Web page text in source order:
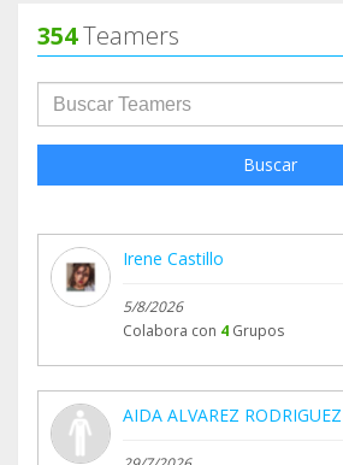
354Teamers
Buscar
Irene Castillo
5/8/2026
Colabora con 4 Grupos
AIDA ALVAREZ RODRIGUEZ